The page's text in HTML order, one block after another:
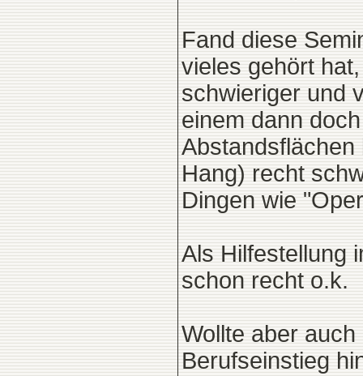
Fand diese
vieles gehört
schwieriger und
einem dann
Abstandsflächen
Hang) recht
Dingen wie
Als Hilfestellung
schon recht o.k.
Wollte aber
Berufseinstieg